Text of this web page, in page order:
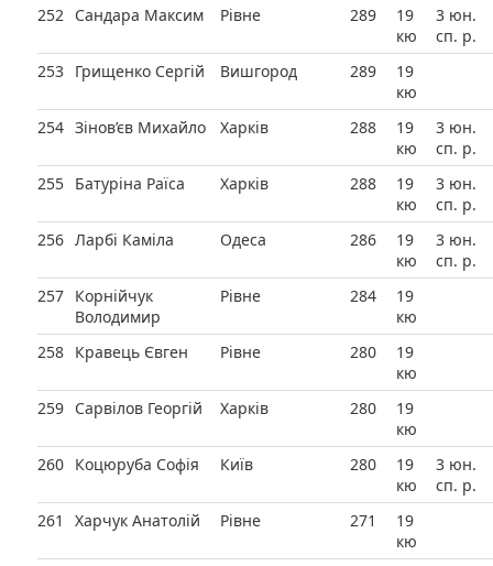
252 Сандара Максим Рівне 289
19
кю
3 юн.
сп. р.
253 Грищенко Сергій Вишгород 289
19
кю
254 Зінов’єв Михайло Харків 288
19
кю
3 юн.
сп. р.
255 Батуріна Раїса Харків 288
19
кю
3 юн.
сп. р.
256 Ларбі Каміла Одеса 286
19
кю
3 юн.
сп. р.
257 Корнійчук
Володимир
Рівне 284
19
кю
258 Кравець Євген Рівне 280
19
кю
259 Сарвілов Георгій Харків 280
19
кю
260 Коцюруба Софія Київ 280
19
кю
3 юн.
сп. р.
261
Харчук Анатолій Рівне 271
19
кю